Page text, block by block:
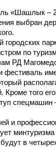
«Шашлык –
выбран
городских
по
РД
фестиваль
Кроме того
спецмашин
и
минтуризма
в